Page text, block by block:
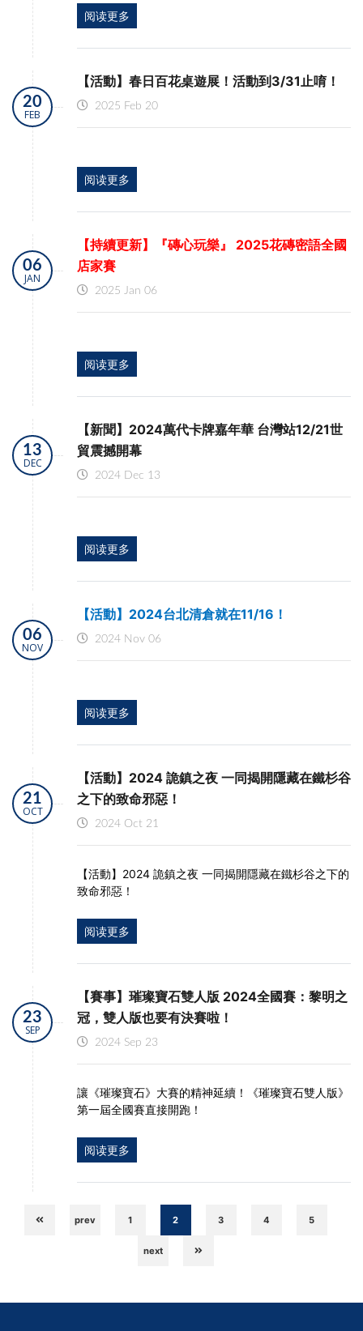
阅读更多
20
FEB
【活動】春日百花桌遊展！活動到3/31止唷！
2025 Feb 20
阅读更多
06
JAN
【持續更新】『磚心玩樂』 2025花磚密語全國
店家賽
2025 Jan 06
阅读更多
13
DEC
【新聞】2024萬代卡牌嘉年華 台灣站12/21世
貿震撼開幕
2024 Dec 13
阅读更多
06
NOV
【活動】2024台北清倉就在11/16！
2024 Nov 06
阅读更多
21
OCT
【活動】2024 詭鎮之夜 一同揭開隱藏在鐵杉谷
之下的致命邪惡！
2024 Oct 21
【活動】2024 詭鎮之夜 一同揭開隱藏在鐵杉谷之下的
致命邪惡！
阅读更多
23
SEP
【賽事】璀璨寶石雙人版 2024全國賽：黎明之
冠，雙人版也要有決賽啦！
2024 Sep 23
讓《璀璨寶石》大賽的精神延續！ 《璀璨寶石雙人版》
第一屆全國賽直接開跑！
阅读更多
prev 1 2 3 4 5
next